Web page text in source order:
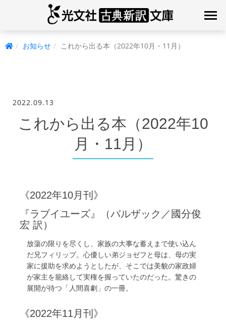
お知らせ これから出る本（2022年10月・11月）
2022.09.13
これから出る本（2022年10
月・11月）
《2022年10月刊》
『ラブイユーズ』（バルザック／國分俊
宏 訳）
放蕩の限りを尽くし、家族の大事な蓄えまで使い込ん
だ兄フィリップ。心優しい弟ジョゼフと母は、母の実
家に援助を求めようとしたが、そこでは美貌の家政婦
が家主を籠絡して実権を握っていたのだった。驚きの
展開が待つ「人間喜劇」の一冊。
《2022年11月刊》